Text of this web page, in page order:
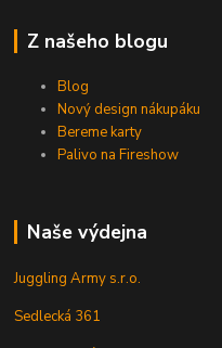
Z našeho blogu
Blog
Nový design nákupáku
Bereme karty
Palivo na Fireshow
Naše výdejna
Juggling Army s.r.o.
Sedlecká 361